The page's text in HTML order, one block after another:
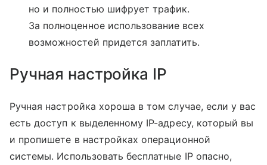
но и полностью шифрует трафик.
За полноценное использование всех
возможностей придется заплатить.
Ручная настройка IP
Ручная настройка хороша в том случае, если у вас
есть доступ к выделенному IP-адресу, который вы
и пропишете в настройках операционной
системы. Использовать бесплатные IP опасно,